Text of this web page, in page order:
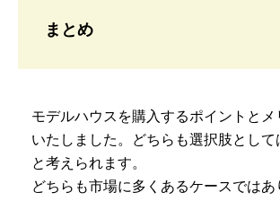
まとめ
モデルハウスを購入するポイントとメ
いたしました。どちらも選択肢として
と考えられます。
どちらも市場に多くあるケースではあ